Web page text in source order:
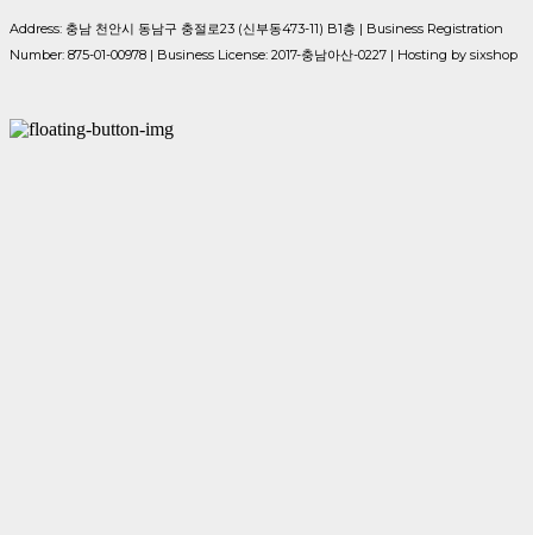
Address: 충남 천안시 동남구 충절로23 (신부동473-11) B1층 | Business Registration
Number: 875-01-00978 | Business License: 2017-충남아산-0227 | Hosting by sixshop